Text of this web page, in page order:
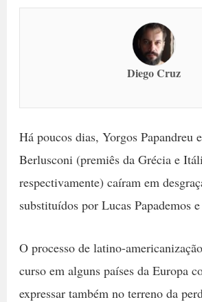
Diego Cruz
Há poucos dias, Yorgos Papandreu
Berlusconi (premiês da Grécia e
respectivamente) caíram em
substituídos por Lucas Papademos
O processo de latino-
curso em alguns países da Europa
expressar também no terreno da